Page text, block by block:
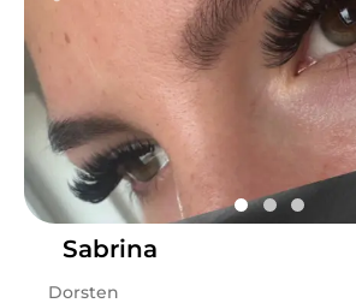
Hallo ihr Lieben! Mein Name ist
mehrfach zertifizierte Wimpern- und
Augenbrauenstylistin. Ich biete
Wimpernverlängerung,
Fineline Tattoos als Dienstleistungen
verschiedene Techniken der
und Augenbrauen Styling biete ich
umfassende Schulungen an. Ich lege
qualitativ hochwertige Produkte und
Arbeitsweise. Meld dich gerne, wenn
wunderschönen Wimpern und
darf! 🖤
Sabrina
Dorsten